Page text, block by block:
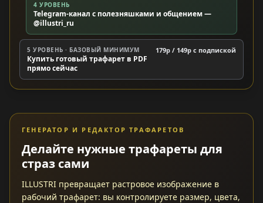
4 УРОВЕНЬ
Telegram-канал с полезняшками и общением —
@illustri_ru
5 УРОВЕНЬ · БАЗОВЫЙ МИНИМУМ
Купить готовый трафарет в PDF
прямо сейчас
179р / 149р c подпиской
ГЕНЕРАТОР И РЕДАКТОР ТРАФАРЕТОВ
Делайте нужные трафареты для
страз сами
ILLUSTRI превращает растровое изображение в
рабочий трафарет: вы контролируете размер, цвета,